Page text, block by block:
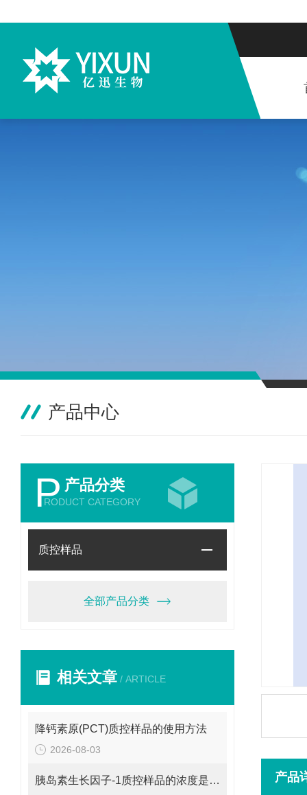
产品中心
P 产品分类
RODUCT CATEGORY
质控样品
全部产品分类
相关文章 / ARTICLE
降钙素原(PCT)质控样品的使用方法
2026-08-03
胰岛素生长因子-1质控样品的浓度是多少呢？ 产品